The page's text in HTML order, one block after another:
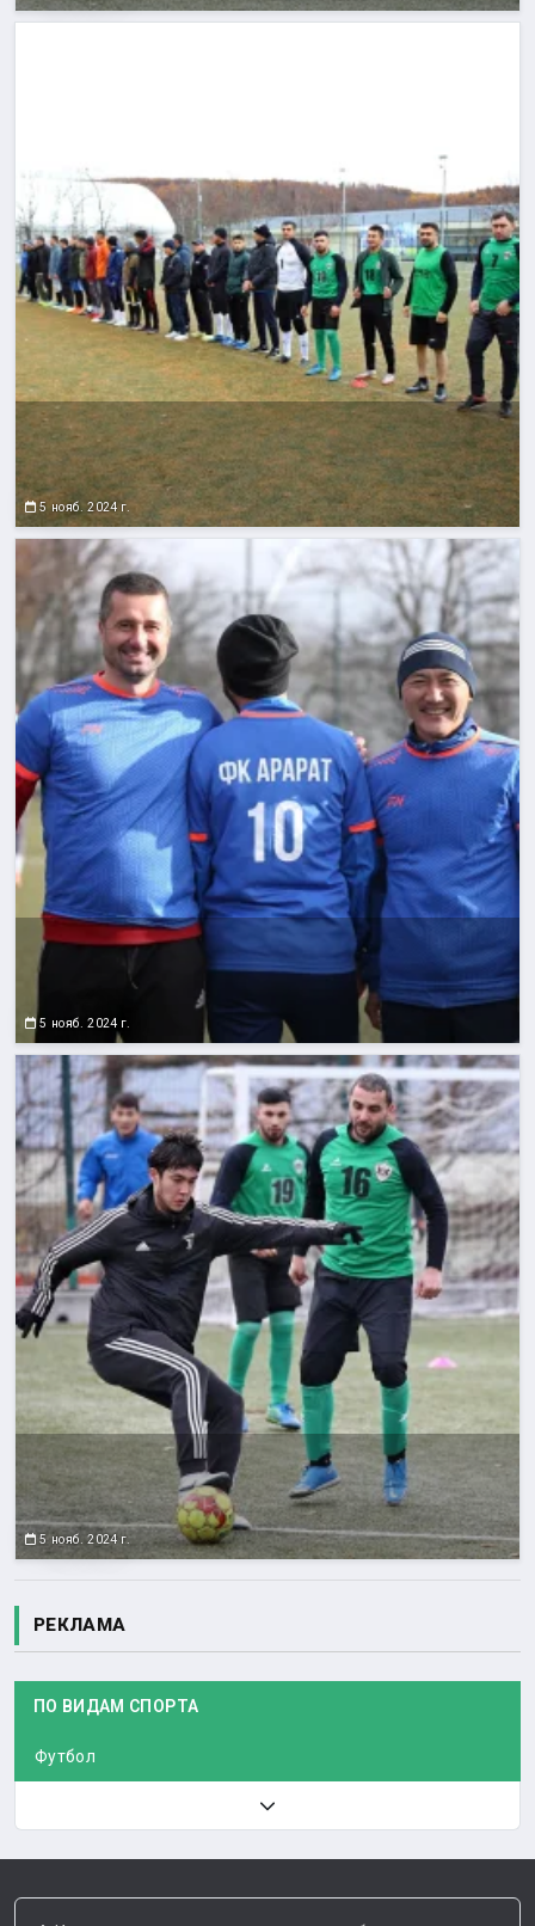
5 нояб. 2024 г.
5 нояб. 2024 г.
5 нояб. 2024 г.
РЕКЛАМА
ПО ВИДАМ СПОРТА
Футбол